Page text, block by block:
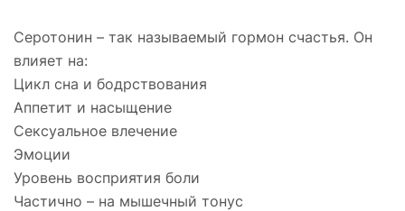
Серотонин – так называемый гормон счастья. Он
влияет на:
Цикл сна и бодрствования
Аппетит и насыщение
Сексуальное влечение
Эмоции
Уровень восприятия боли
Частично – на мышечный тонус